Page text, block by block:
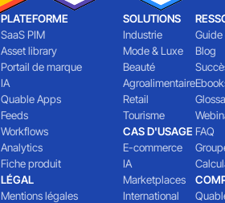
PLATEFORME
SaaS PIM
Asset library
Portail de marque
IA
Quable Apps
Feeds
Workflows
Analytics
Fiche produit
LÉGAL
Mentions légales
SOLUTIONS
Industrie
Mode & Luxe
Beauté
Agroalimentaire
Retail
Tourisme
CAS D'USAGE
E-commerce
IA
Marketplaces
International
Guide
Blog
FAQ